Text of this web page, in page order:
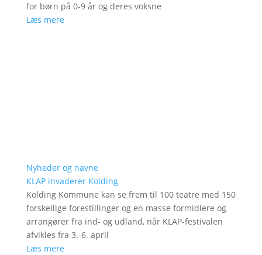
for børn på 0-9 år og deres voksne
Læs mere
Nyheder og navne
KLAP invaderer Kolding
Kolding Kommune kan se frem til 100 teatre med 150
forskellige forestillinger og en masse formidlere og
arrangører fra ind- og udland, når KLAP-festivalen
afvikles fra 3.-6. april
Læs mere